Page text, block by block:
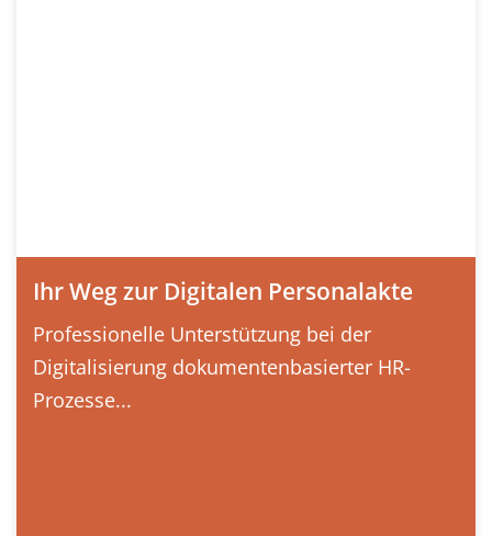
Ihr Weg zur Digitalen Personalakte
Professionelle Unterstützung bei der
Digitalisierung dokumentenbasierter HR-
Prozesse...